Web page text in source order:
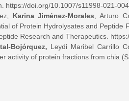
https://doi.org/10.1007/s11998-021-
Karina Jiménez‑Morales , Arturo
of Protein Hydrolysates and
Research and Therapeutics.
Bojórquez, Leydi Maribel Carrillo
activity of protein fractions from chia